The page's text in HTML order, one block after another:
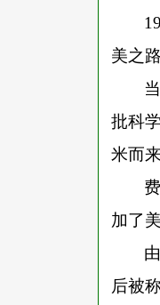
美之路
批科
米而
加了
后被